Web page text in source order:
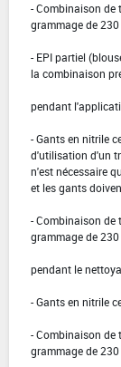
- Combinaison de
grammage de
- EPI partiel
la combinaison
pendant
- Gants en nitrile
d'utilisation d'un
n'est nécessaire
et les gants
- Combinaison de
grammage de
pendant le
- Gants en nitrile
- Combinaison de
grammage de